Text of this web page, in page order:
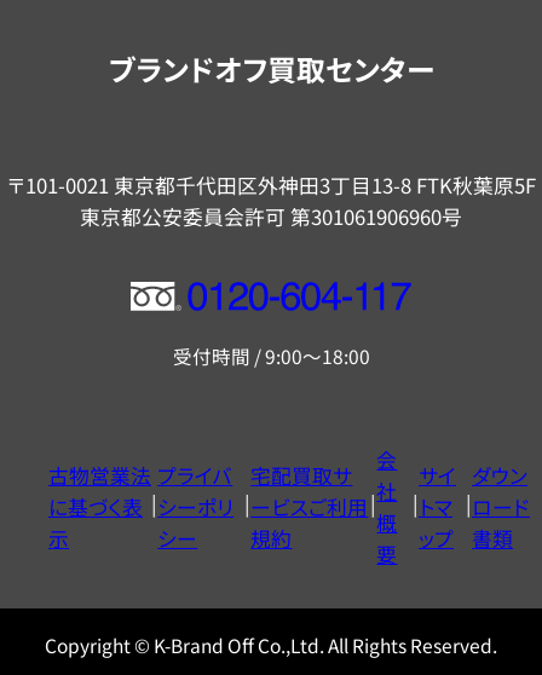
ブランドオフ買取センター
〒101-0021 東京都千代田区外神田3丁目13-8 FTK秋葉原5F
東京都公安委員会許可 第301061906960号
フ
ー
ヤ
ル
0120604117
受付時間 / 9:00～18:00
古物営業法
に基づく表
示
プライバ
シーポリ
シー
宅配買取サ
ービスご利用
規約
会
社
概
要
サイ
トマ
ップ
ダウン
ロード
書類
Copyright © K-Brand Off Co.,Ltd. All Rights Reserved.